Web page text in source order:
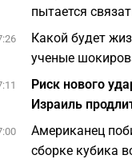
пытается
Какой будет
ученые
Риск нового
Израиль
Американец
сборке кубика